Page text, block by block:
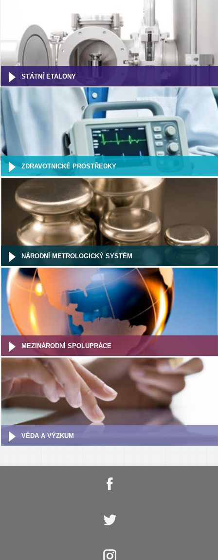
STÁTNÍ ETALONY
ZDRAVOTNICKÉ PROSTŘEDKY
NÁRODNÍ METROLOGICKÝ SYSTÉM
MEZINÁRODNÍ SPOLUPRÁCE
VĚDA A VÝZKUM